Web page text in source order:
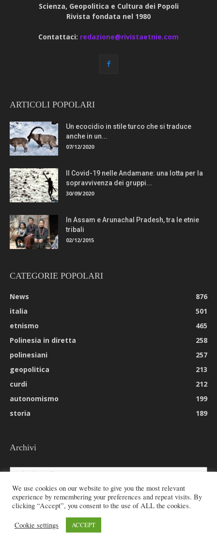
Scienza, Geopolitica e Cultura dei Popoli
Rivista fondata nel 1980
Contattaci: redazione@rivistaetnie.com
ARTICOLI POPOLARI
Un ecocidio in stile turco che si traduce
anche in un...
07/12/2020
Il Covid-19 nelle Andamane: una lotta per la
sopravvivenza dei gruppi...
30/09/2020
In Assam e Arunachal Pradesh, tra le etnie
tribali
02/12/2015
CATEGORIE POPOLARI
News
876
italia
501
etnismo
465
Polinesia in diretta
258
polinesiani
257
geopolitica
213
curdi
212
autonomismo
199
storia
189
Archivi
Archivi
© 2026 All rights reserved - Etnie -
We use cookies on our website to give you the most relevant
experience by remembering your preferences and repeat visits. By
clicking “Accept”, you consent to the use of ALL the cookies.
Cookie settings ACCEPT